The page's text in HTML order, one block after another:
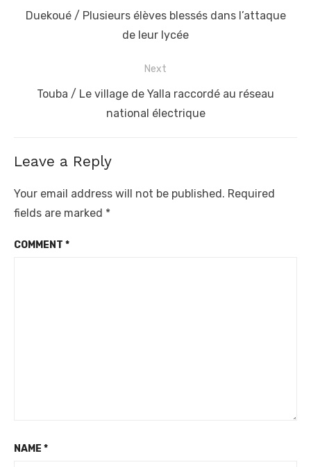
navigation
Previous
Duekoué / Plusieurs élèves blessés dans l’attaque
de leur lycée
Next
NextTouba / Le village de Yalla raccordé au réseau
national électrique
Leave a Reply
Your email address will not be published. Required
fields are marked *
COMMENT *
NAME *